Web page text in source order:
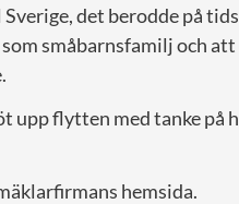
det berodde på
småbarnsfamilj och
upp flytten med tanke på
hemsida.